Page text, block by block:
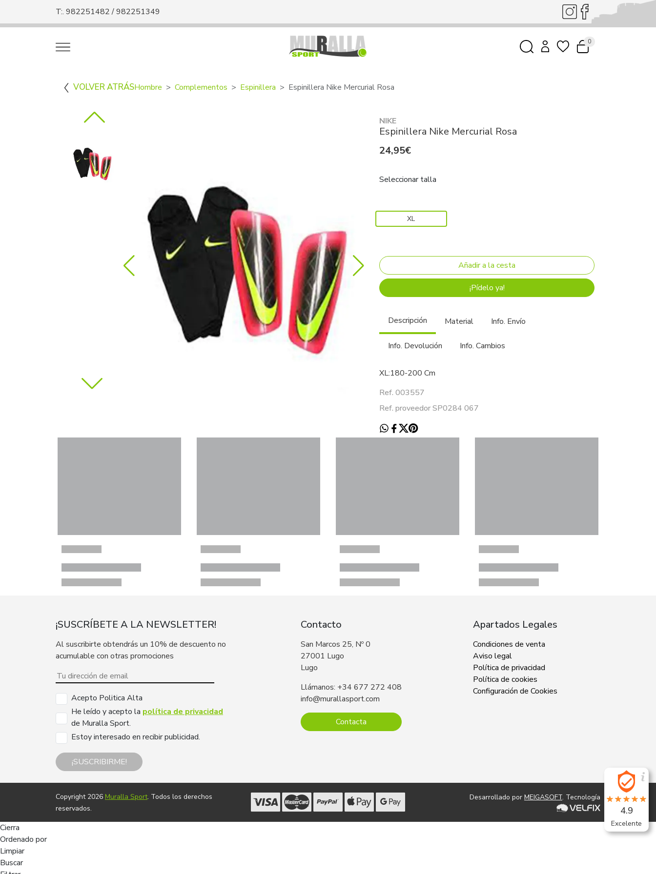
T:. 982251482 / 982251349
0
VOLVER ATRÁSHombre Complementos Espinillera Espinillera Nike Mercurial Rosa
NIKE
Espinillera Nike Mercurial Rosa
24,95€
Seleccionar talla
XL
¡Pídelo ya!
Descripción Material Info. Envío
Info. Devolución Info. Cambios
XL:180-200 Cm
Ref. 003557
Ref. proveedor SP0284 067
¡SUSCRÍBETE A LA NEWSLETTER!
Al suscribirte obtendrás un 10% de descuento no
acumulable con otras promociones
Acepto Politica Alta
He leído y acepto la política de privacidad
de Muralla Sport.
Estoy interesado en recibir publicidad.
¡SUSCRIBIRME!
Contacto
San Marcos 25, Nº 0
27001 Lugo
Lugo
Llámanos: +34 677 272 408
info@murallasport.com
Contacta
Apartados Legales
Condiciones de venta
Aviso legal
Política de privacidad
Política de cookies
Configuración de Cookies
Copyright 2026 Muralla Sport. Todos los derechos
reservados.
Desarrollado por MEIGASOFT. Tecnología
4.9
Excelente
Cierra
Ordenado por
Limpiar
Buscar